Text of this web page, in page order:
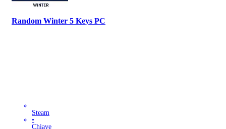
Random Winter 5 Keys PC
Steam
•
Chiave